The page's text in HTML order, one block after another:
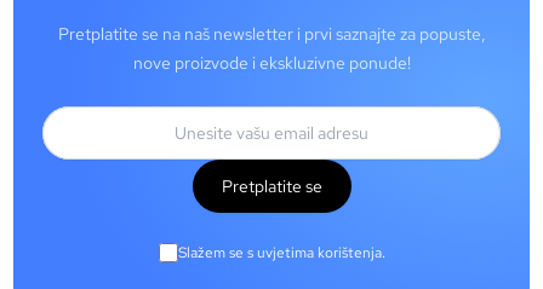
Pretplatite se na naš newsletter i prvi saznajte za popuste,
nove proizvode i ekskluzivne ponude!
Pretplatite se
Slažem se s uvjetima korištenja.